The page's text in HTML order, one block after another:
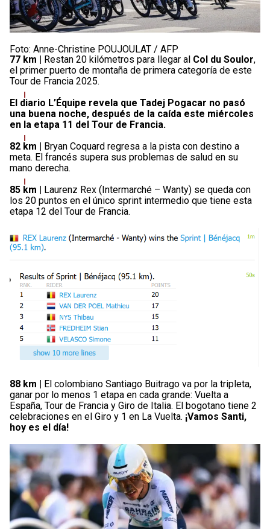
Foto: Anne-Christine POUJOULAT / AFP
77 km |
Restan 20 kilómetros para llegar al Col du Soulor,
el primer puerto de montaña de primera categoría de este
Tour de Francia 2025.
El diario L’Équipe revela que Tadej Pogacar no pasó
una buena noche, después de la caída este miércoles
en la etapa 11 del Tour de Francia.
82 km |
Bryan Coquard regresa a la pista con destino a
meta. El francés supera sus problemas de salud en su
mano derecha.
85 km |
Laurenz Rex (Intermarché – Wanty) se queda con
los 20 puntos en el único sprint intermedio que tiene esta
etapa 12 del Tour de Francia.
88 km | El colombiano Santiago Buitrago va por la tripleta,
ganar por lo menos 1 etapa en cada grande: Vuelta a
España, Tour de Francia y Giro de Italia. El bogotano tiene 2
celebraciones en el Giro y 1 en La Vuelta. ¡Vamos Santi,
hoy es el día!